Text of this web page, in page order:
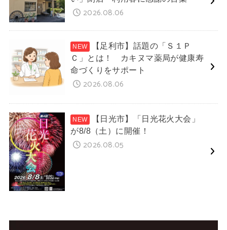
2026.08.06
【足利市】話題の「Ｓ１Ｐ
Ｃ」とは！ カキヌマ薬局が健康寿
命づくりをサポート
2026.08.06
【日光市】「日光花火大会」
が8/8（土）に開催！
2026.08.05